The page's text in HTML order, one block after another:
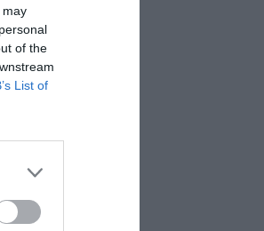
may
of the
List of